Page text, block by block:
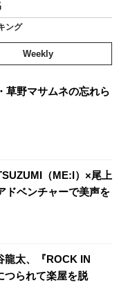
ング
Weekly
野マサムネの忘れら
（ME:I）×尾上
ドベンチャーで美声を
龍太、『ROCK IN
つられて楽屋を脱